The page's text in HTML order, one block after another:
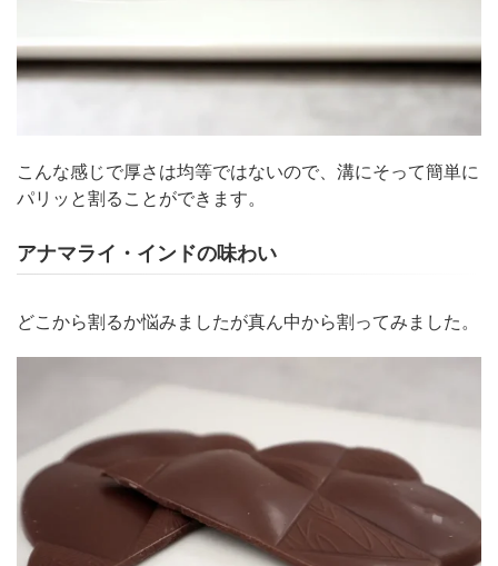
こんな感じで厚さは均等ではないので、溝にそって簡単に
パリッと割ることができます。
アナマライ・インドの味わい
どこから割るか悩みましたが真ん中から割ってみました。